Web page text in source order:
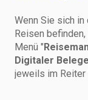
Wenn Sie sich in
Reisen
Menü "
Digitaler
jeweils im Reiter